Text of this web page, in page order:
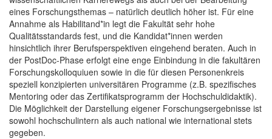
eines Forschungsthemas – natürlich deutlich höher ist. Für eine
Annahme als Habilitand*in legt die Fakultät sehr hohe
Qualitätsstandards fest, und die Kandidat*innen werden
hinsichtlich ihrer Berufsperspektiven eingehend beraten. Auch in
der PostDoc-Phase erfolgt eine enge Einbindung in die fakultären
Forschungskolloquiuen sowie in die für diesen Personenkreis
speziell konzipierten universitären Programme (z.B. spezifisches
Mentoring oder das Zertifikatsprogramm der Hochschuldidaktik).
Die Möglichkeit der Darstellung eigener Forschungsergebnisse ist
sowohl hochschulintern als auch national wie international stets
gegeben.